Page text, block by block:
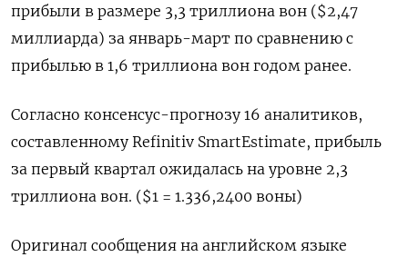
прибыли в размере 3,3 триллиона вон ($2,47
миллиарда) за январь-март по сравнению с
прибылью в 1,6 триллиона вон годом ранее.
Согласно консенсус-прогнозу 16 аналитиков,
составленному Refinitiv SmartEstimate, прибыль
за первый квартал ожидалась на уровне 2,3
триллиона вон. ($1 = 1.336,2400 воны)
Оригинал сообщения на английском языке